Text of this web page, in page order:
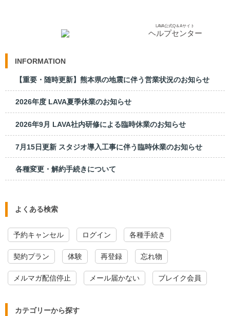
ヘルプセンター
LAVA公式Q＆Aサイト
INFORMATION
【重要・随時更新】熊本県の地震に伴う営業状況のお知らせ
2026年度 LAVA夏季休業のお知らせ
2026年9月 LAVA社内研修による臨時休業のお知らせ
7月15日更新 スタジオ導入工事に伴う臨時休業のお知らせ
各種変更・解約手続きについて
よくある検索
予約キャンセル ログイン 各種手続き
契約プラン 体験 再登録 忘れ物
メルマガ配信停止 メール届かない ブレイク会員
カテゴリーから探す